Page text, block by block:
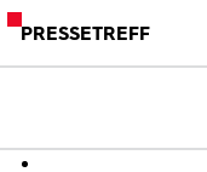
PRESSETREFF